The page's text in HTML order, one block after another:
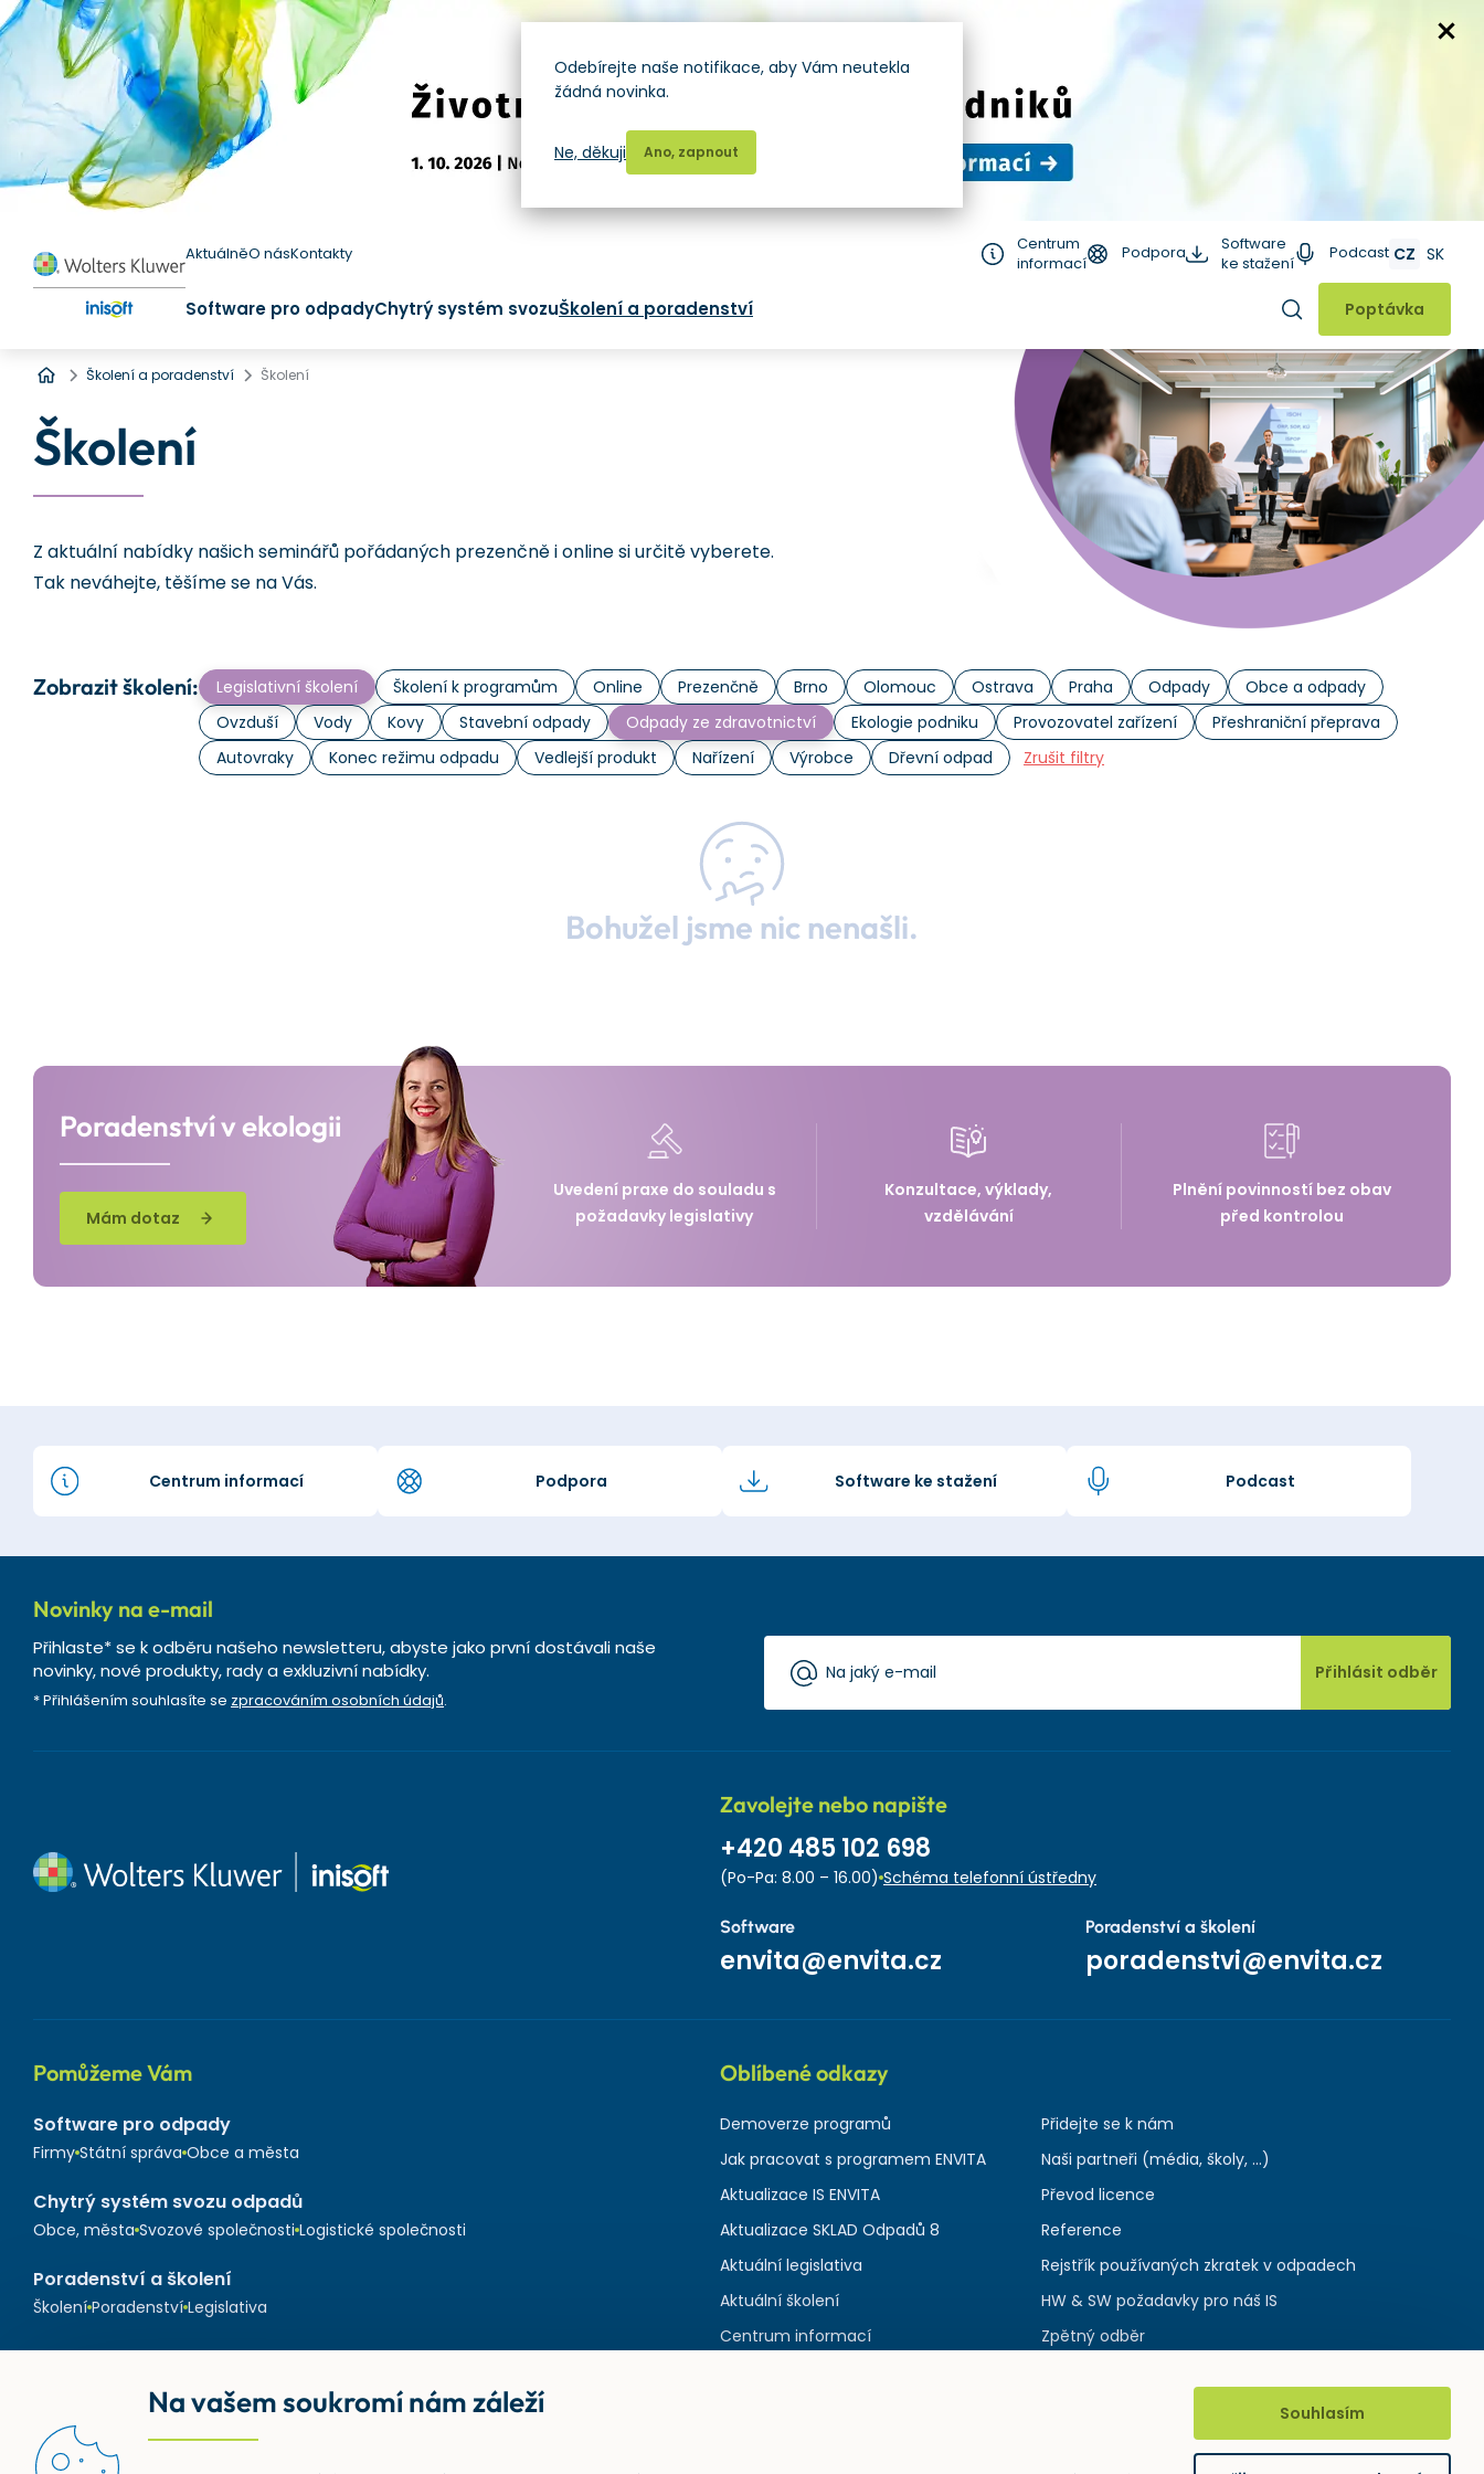
AktuálněO násKontakty
Centrum
informací
Podpora
Software
ke stažení
Podcast CZ SK
Software pro odpadyChytrý systém svozuŠkolení a poradenství Hledat
Poptávka
Úvod
Školení a poradenství Školení
Školení
Z aktuální nabídky našich seminářů pořádaných prezenčně i online si určitě vyberete.
Tak neváhejte, těšíme se na Vás.
Zobrazit školení: Legislativní školení Školení k programům Online Prezenčně Brno Olomouc Ostrava Praha Odpady
Obce a odpady
Ovzduší
Vody Kovy Stavební odpady Odpady ze zdravotnictví Ekologie podniku Provozovatel zařízení
Přeshraniční přeprava
Autovraky
Konec režimu odpadu Vedlejší produkt Nařízení Výrobce Dřevní odpad Zrušit filtry
Bohužel jsme nic nenašli.
Poradenství v ekologii
Mám dotaz
Uvedení praxe do souladu s
požadavky legislativy
Konzultace, výklady,
vzdělávání
Plnění povinností bez obav
před kontrolou
Centrum informací Podpora Software ke stažení Podcast
Novinky na e-mail
Přihlaste* se k odběru našeho newsletteru, abyste jako první dostávali naše
novinky, nové produkty, rady a exkluzivní nabídky.
* Přihlášením souhlasíte se zpracováním osobních údajů.
Přihlásit odběr
Zavolejte nebo napište
+420 485 102 698
(Po-Pa: 8.00 – 16.00) Schéma telefonní ústředny
Software
envita@envita.cz
Poradenství a školení
poradenstvi@envita.cz
Pomůžeme Vám
Software pro odpady
Firmy Státní správa Obce a města
Chytrý systém svozu odpadů
Obce, města Svozové společnosti Logistické společnosti
Poradenství a školení
Školení Poradenství Legislativa
Oblíbené odkazy
Demoverze programů
Jak pracovat s programem ENVITA
Aktualizace IS ENVITA
Aktualizace SKLAD Odpadů 8
Aktuální legislativa
Aktuální školení
Centrum informací
Přidejte se k nám
Naši partneři (média, školy, ...)
Převod licence
Reference
Rejstřík používaných zkratek v odpadech
HW & SW požadavky pro náš IS
Zpětný odběr
Odebírejte naše notifikace, aby Vám neutekla
žádná novinka.
Ano, zapnout
Ne, děkuji
Na vašem soukromí nám záleží Souhlasím